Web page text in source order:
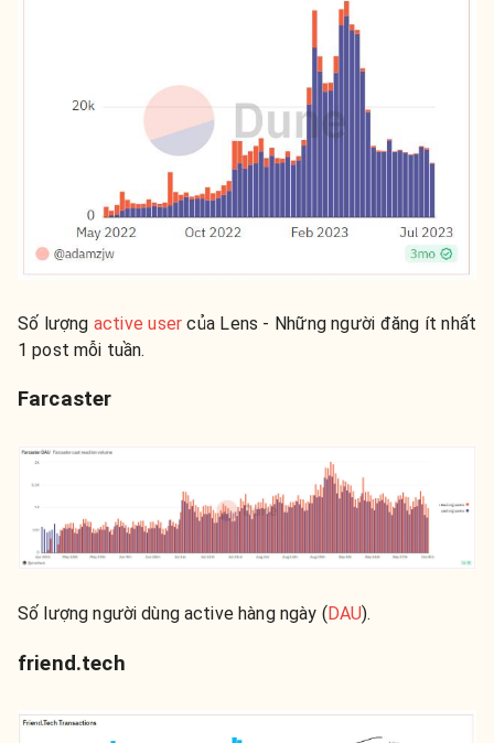
Số lượngactive user của Lens - Những người đăng ít nhất
1 post mỗi tuần.
Farcaster
Số lượng người dùng active hàng ngày ( DAU).
friend.tech